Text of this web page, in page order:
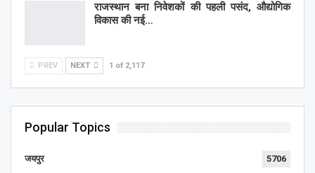
राजस्थान बना निवेशकों की पहली पसंद, औद्योगिक
विकास की नई…
PREV NEXT 1 of 2,117
Popular Topics
जयपुर 5706